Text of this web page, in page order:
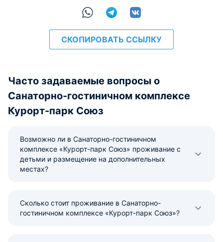
СКОПИРОВАТЬ ССЫЛКУ
Часто задаваемые вопросы о
Санаторно-гостиничном комплексе
Курорт-парк Союз
Возможно ли в Санаторно-гостиничном
комплексе «Курорт-парк Союз» проживание с
детьми и размещение на дополнительных
местах?
Сколько стоит проживание в Санаторно-
гостиничном комплексе «Курорт-парк Союз»?